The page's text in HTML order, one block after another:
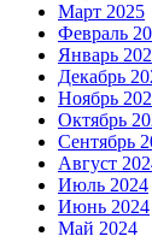
Март 2025
Февраль
Январь
Декабрь
Ноябрь
Октябрь
Сентябрь
Август
Июль 2024
Июнь 2024
Май 2024